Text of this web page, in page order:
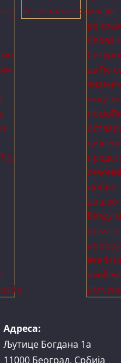
Адреса:
Љутице Богдана 1а
11000 Београд, Србија